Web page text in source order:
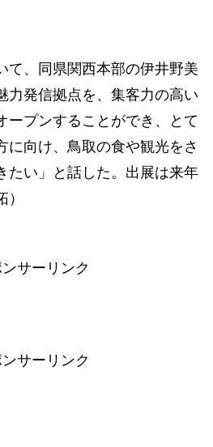
、同県関西本部の伊井野美
力発信拠点を、集客力の高い
ープンすることができ、とて
に向け、鳥取の食や観光をさ
たい」と話した。出展は来年
ンサーリンク
ンサーリンク